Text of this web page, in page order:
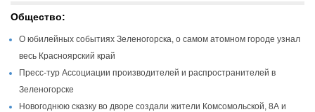
Общество:
О юбилейных событиях Зеленогорска, о самом атомном городе узнал
весь Красноярский край
Пресс-тур Ассоциации производителей и распространителей в
Зеленогорске
Новогоднюю сказку во дворе создали жители Комсомольской, 8А и